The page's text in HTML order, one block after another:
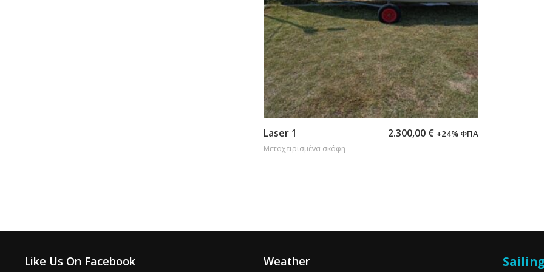
Προσθήκη στο καλάθι
Laser 1
Μεταχειρισμένα σκάφη
2.300,00 € +24% ΦΠΑ
Like Us On Facebook Weather